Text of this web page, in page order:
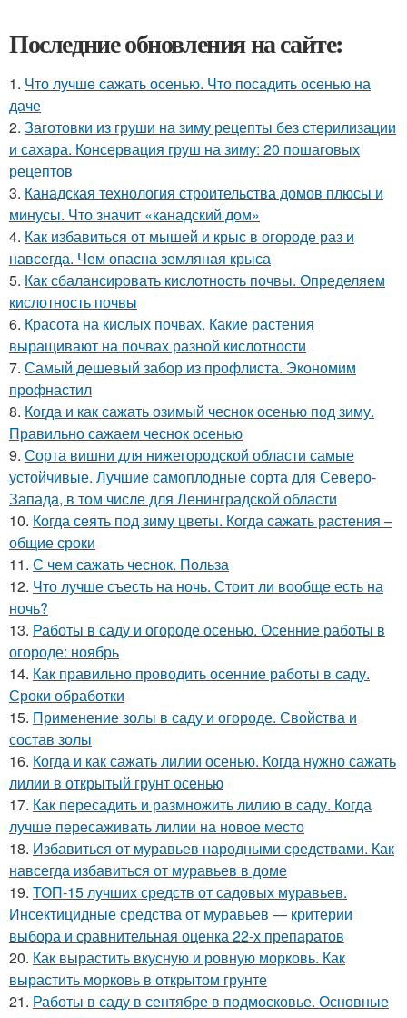
Последние обновления на сайте:
1. Что лучше сажать осенью. Что посадить осенью на
даче
2. Заготовки из груши на зиму рецепты без стерилизации
и сахара. Консервация груш на зиму: 20 пошаговых
рецептов
3. Канадская технология строительства домов плюсы и
минусы. Что значит «канадский дом»
4. Как избавиться от мышей и крыс в огороде раз и
навсегда. Чем опасна земляная крыса
5. Как сбалансировать кислотность почвы. Определяем
кислотность почвы
6. Красота на кислых почвах. Какие растения
выращивают на почвах разной кислотности
7. Самый дешевый забор из профлиста. Экономим
профнастил
8. Когда и как сажать озимый чеснок осенью под зиму.
Правильно сажаем чеснок осенью
9. Сорта вишни для нижегородской области самые
устойчивые. Лучшие самоплодные сорта для Северо-
Запада, в том числе для Ленинградской области
10. Когда сеять под зиму цветы. Когда сажать растения –
общие сроки
11. С чем сажать чеснок. Польза
12. Что лучше съесть на ночь. Стоит ли вообще есть на
ночь?
13. Работы в саду и огороде осенью. Осенние работы в
огороде: ноябрь
14. Как правильно проводить осенние работы в саду.
Сроки обработки
15. Применение золы в саду и огороде. Свойства и
состав золы
16. Когда и как сажать лилии осенью. Когда нужно сажать
лилии в открытый грунт осенью
17. Как пересадить и размножить лилию в саду. Когда
лучше пересаживать лилии на новое место
18. Избавиться от муравьев народными средствами. Как
навсегда избавиться от муравьев в доме
19. ТОП-15 лучших средств от садовых муравьев.
Инсектицидные средства от муравьев — критерии
выбора и сравнительная оценка 22-х препаратов
20. Как вырастить вкусную и ровную морковь. Как
вырастить морковь в открытом грунте
21. Работы в саду в сентябре в подмосковье. Основные